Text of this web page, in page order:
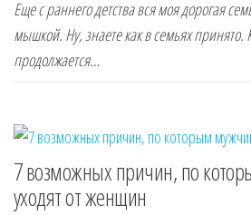
Еще с раннего детства вся моя дорогая
мышкой. Ну, знаете как в семьях принято.
продолжается…
7 возможных причин, по
уходят от женщин